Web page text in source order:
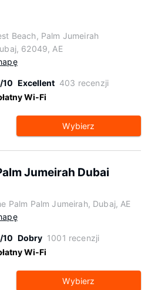
Beach, Palm Jumeirah
62049, AE
10 Excellent 403 recenzji
Wi-Fi
Wybierz
Jumeirah Dubai
Palm Palm Jumeirah, Dubaj, AE
10 Dobry 1001 recenzji
Wi-Fi
Wybierz